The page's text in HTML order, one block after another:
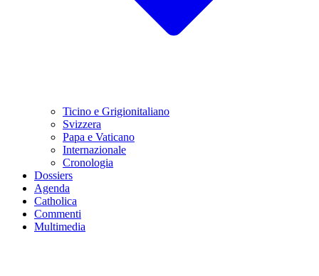
Ticino e Grigionitaliano
Svizzera
Papa e Vaticano
Internazionale
Cronologia
Dossiers
Agenda
Catholica
Commenti
Multimedia